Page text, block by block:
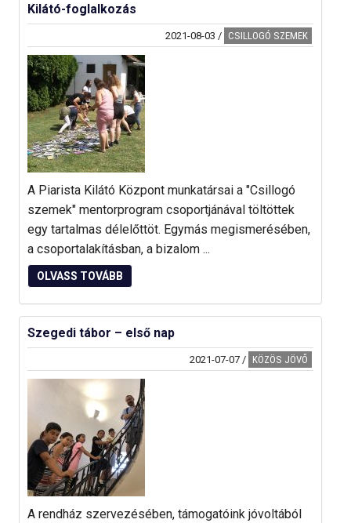
Kilátó-foglalkozás
2021-08-03 / CSILLOGÓ SZEMEK
A Piarista Kilátó Központ munkatársai a "Csillogó
szemek" mentorprogram csoportjánával töltöttek
egy tartalmas délelőttöt. Egymás megismerésében,
a csoportalakításban, a bizalom ...
OLVASS TOVÁBB
Szegedi tábor – első nap
2021-07-07/ KÖZÖS JÖVŐ
A rendház szervezésében, támogatóink jóvoltából